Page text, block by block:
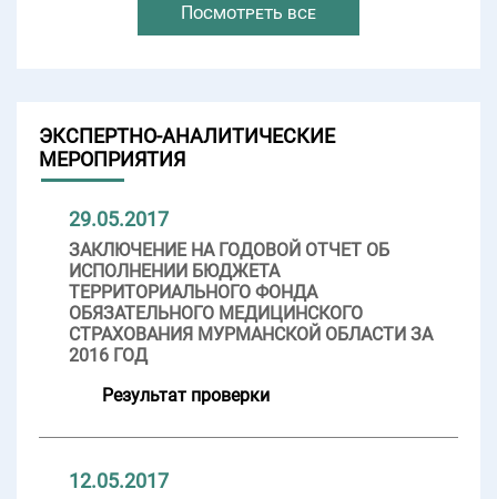
Посмотреть все
ЭКСПЕРТНО-АНАЛИТИЧЕСКИЕ
МЕРОПРИЯТИЯ
29.05.2017
ЗАКЛЮЧЕНИЕ НА ГОДОВОЙ ОТЧЕТ ОБ
ИСПОЛНЕНИИ БЮДЖЕТА
ТЕРРИТОРИАЛЬНОГО ФОНДА
ОБЯЗАТЕЛЬНОГО МЕДИЦИНСКОГО
СТРАХОВАНИЯ МУРМАНСКОЙ ОБЛАСТИ ЗА
2016 ГОД
Результат проверки
12.05.2017